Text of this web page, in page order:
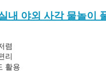
내 야외 사각 물놀이
렴
리
활용